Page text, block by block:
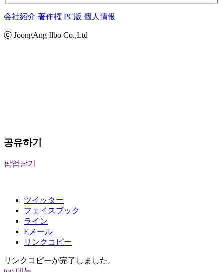
会社紹介 著作権 PC版 個人情報
ⓒ JoongAng Ilbo Co.,Ltd
공유하기
팝업닫기
ツイッター
フェイスブック
ライン
Eメール
リンクコピー
リンクコピーが完了しました。